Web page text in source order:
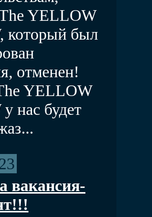
YELLOW
который был
отменен!
YELLOW
нас будет
вакансия-